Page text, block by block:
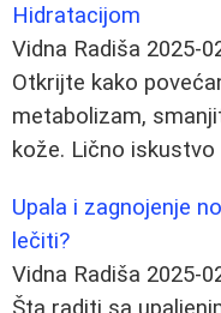
Hidratacijom
Vidna Radiša 2025-
Otkrijte kako
metabolizam,
kože. Lično iskustvo
Upala i zagnojenje
lečiti?
Vidna Radiša 2025-